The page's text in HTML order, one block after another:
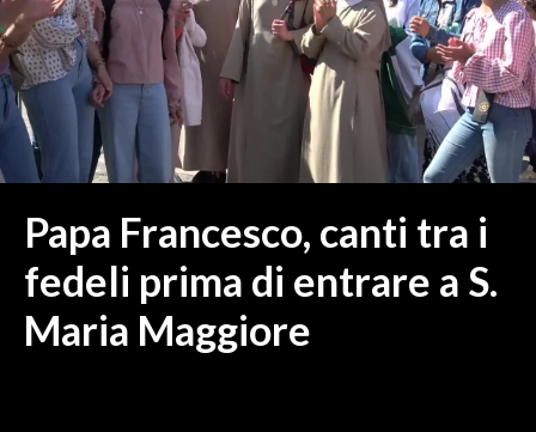
ORISTANO E PROVINCIA
SASSARI E PROVINCIA
GALLURA
NUORO E PROVINCIA
OGLIASTRA
CRONACA
ITALIA
MONDO
Papa Francesco, canti tra i
fedeli prima di entrare a S.
Maria Maggiore